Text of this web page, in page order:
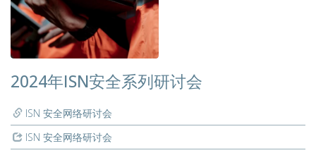
2024年ISN安全系列研讨会
ISN 安全网络研讨会
ISN 安全网络研讨会